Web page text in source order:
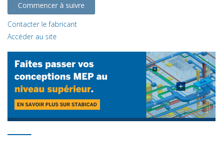
Commencer à suivre
Contacter le fabricant
Accéder au site